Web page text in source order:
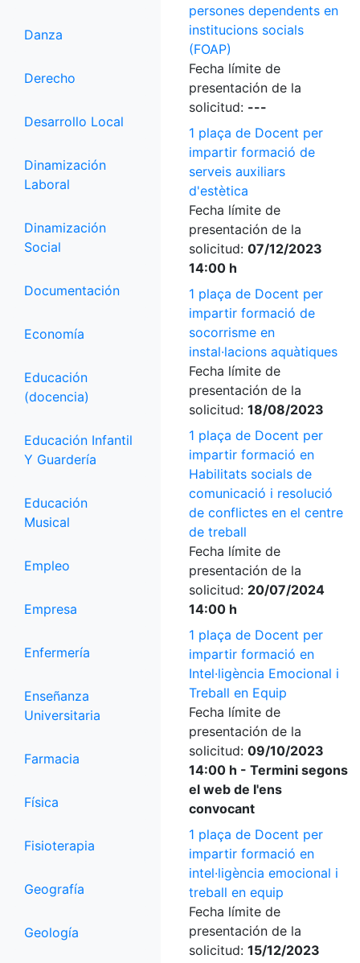
Danza
Derecho
Desarrollo Local
Dinamización
Laboral
Dinamización
Social
Documentación
Economía
Educación
(docencia)
Educación Infantil
Y Guardería
Educación
Musical
Empleo
Empresa
Enfermería
Enseñanza
Universitaria
Farmacia
Física
Fisioterapia
Geografía
Geología
persones dependents en
institucions socials
(FOAP)
Fecha límite de
presentación de la
solicitud: ---
1 plaça de Docent per
impartir formació de
serveis auxiliars
d'estètica
Fecha límite de
presentación de la
solicitud: 07/12/2023
14:00 h
1 plaça de Docent per
impartir formació de
socorrisme en
instal·lacions aquàtiques
Fecha límite de
presentación de la
solicitud: 18/08/2023
1 plaça de Docent per
impartir formació en
Habilitats socials de
comunicació i resolució
de conflictes en el centre
de treball
Fecha límite de
presentación de la
solicitud: 20/07/2024
14:00 h
1 plaça de Docent per
impartir formació en
Intel·ligència Emocional i
Treball en Equip
Fecha límite de
presentación de la
solicitud: 09/10/2023
14:00 h - Termini segons
el web de l'ens
convocant
1 plaça de Docent per
impartir formació en
intel·ligència emocional i
treball en equip
Fecha límite de
presentación de la
solicitud: 15/12/2023